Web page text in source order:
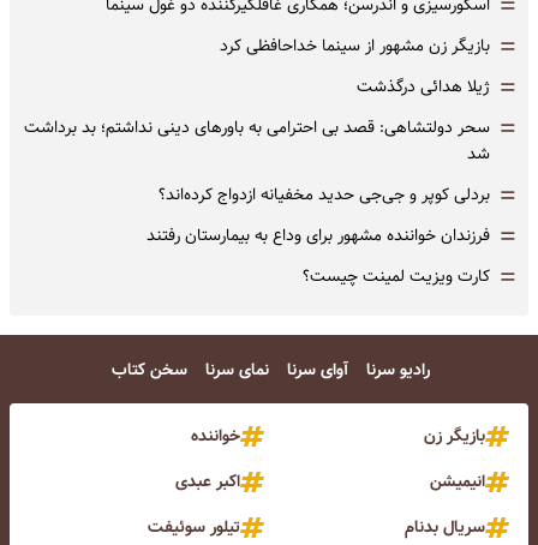
اسکورسیزی و اندرسن؛ همکاری غافلگیرکننده دو غول سینما
= بازیگر زن مشهور از سینما خداحافظی کرد
= ژیلا هدائی درگذشت
= سحر دولتشاهی: قصد بی احترامی به باورهای دینی نداشتم؛ بد برداشت
شد
= بردلی کوپر و جی‌جی حدید مخفیانه ازدواج کرده‌اند؟
= فرزندان خواننده مشهور برای وداع به بیمارستان رفتند
= کارت ویزیت لمینت چیست؟
رادیو سرنا آوای سرنا نمای سرنا سخن کتاب
بازیگر زن
خواننده
انیمیشن
اکبر عبدی
سریال بدنام
تیلور سوئیفت